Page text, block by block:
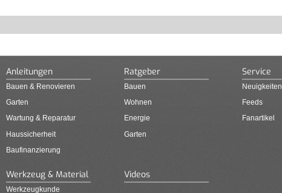
Anleitungen
Bauen & Renovieren
Garten
Wartung & Reparatur
Haussicherheit
Baufinanzierung
Ratgeber
Bauen
Wohnen
Energie
Garten
Service
Neuigkeiten
Feeds
Fanartikel
Werkzeug & Material
Werkzeugkunde
Videos